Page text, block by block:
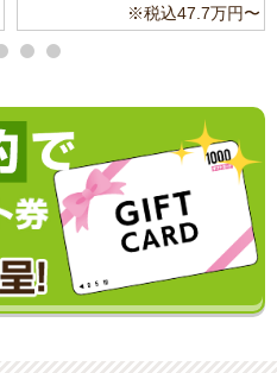
※税込6.8万円〜